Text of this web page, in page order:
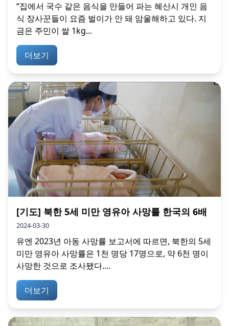
“집에서 국수 같은 음식을 만들어 파는 혜산시 개인 음
식 장사꾼들이 요즘 벌이가 안 돼 암울해하고 있다. 지
금은 주민이 쌀 1kg...
더보기
[기도] 북한 5세 미만 영유아 사망률 한국의 6배
2024-03-30
유엔 2023년 아동 사망률 보고서에 따르면, 북한의 5세
미만 영유아 사망률은 1천 명당 17명으로, 약 6천 명이
사망한 것으로 조사됐다....
더보기